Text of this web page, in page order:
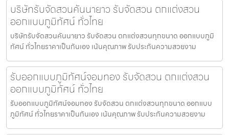
บริษัทรับจัดสวนคันนายาว รับจัดสวน ตกแต่งสวน
ออกแบบภูมิทัศน์ ทั่วไทย
บริษัทรับจัดสวนคันนายาว รับจัดสวน ตกแต่งสวนทุกขนาด ออกแบบภูมิ
ทัศน์ ทั่วไทยราคาเป็นกันเอง เน้นคุณภาพ รับประกันความสวยงาม
รับออกแบบภูมิทัศน์จอมทอง รับจัดสวน ตกแต่งสวน
ออกแบบภูมิทัศน์ ทั่วไทย
รับออกแบบภูมิทัศน์จอมทอง รับจัดสวน ตกแต่งสวนทุกขนาด ออกแบบ
ภูมิทัศน์ ทั่วไทยราคาเป็นกันเอง เน้นคุณภาพ รับประกันความสวยงาม